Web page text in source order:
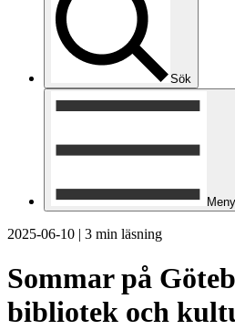
Sök
Meny
2025-06-10 | 3 min läsning
Sommar på
bibliotek och